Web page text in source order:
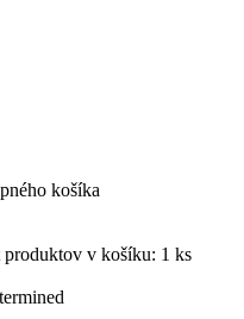
košíka
produktov v košíku: 1 ks